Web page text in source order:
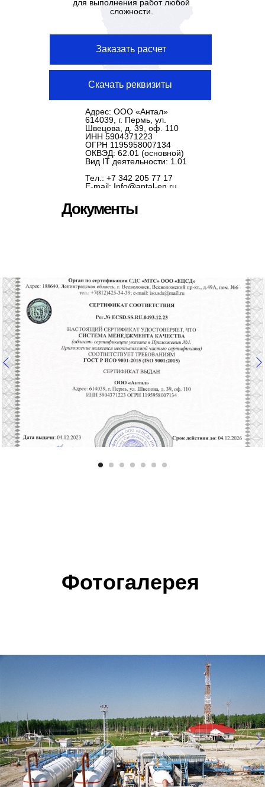
для выполнения работ любой
сложности.
Адрес: ООО «Антал»
614039, г. Пермь, ул.
Швецова, д. 39, оф. 110
ИНН 5904371223
ОГРН 1195958007134
ОКВЭД: 62.01 (основной)
Вид IT деятельности: 1.01
Тел.: +7 342 205 77 17
E-mail: Info@antal-en.ru
Заказать расчет
Скачать реквизиты
Документы
Фотогалерея